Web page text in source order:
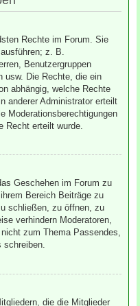
Rechte im Forum. Sie
z. B.
Benutzergruppen
usw. Die Rechte, die ein
abhängig, welche Rechte
anderer Administrator erteilt
Moderationsberechtigungen
Recht erteilt wurde.
Geschehen im Forum zu
Bereich Beiträge zu
schließen, zu öffnen, zu
verhindern Moderatoren,
zum Thema Passendes,
schreiben.
die die Mitglieder